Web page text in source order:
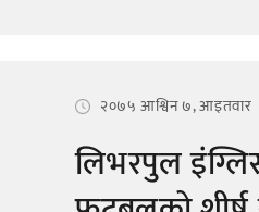
२०७५ आश्विन ७, आइतवार
लिभरपुल